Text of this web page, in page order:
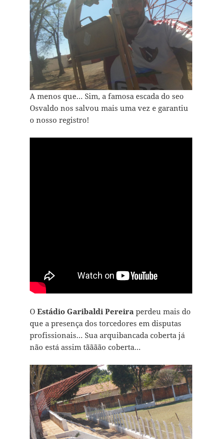
A menos que… Sim, a famosa escada do seo
Osvaldo nos salvou mais uma vez e garantiu
o nosso registro!
OEstádio Garibaldi Pereiraperdeu mais do
que a presença dos torcedores em disputas
profissionais… Sua arquibancada coberta já
não está assim tãããão coberta…